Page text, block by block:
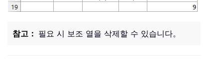
참고： 필요 시 보조 열을 삭제할 수 있습니다。